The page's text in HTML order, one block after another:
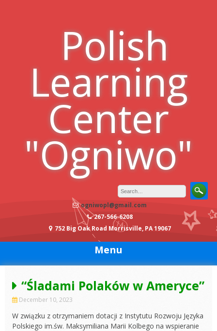
Polish
Learning
Center
"Ogniwo"
ogniwopl@gmail.com
267-566-6208
752 Big Oak Road Morrisville, PA 19067
Menu
“Śladami Polaków w Ameryce”
December 10, 2023
W związku z otrzymaniem dotacji z Instytutu Rozwoju Języka
Polskiego im.św. Maksymiliana Marii Kolbego na wspieranie